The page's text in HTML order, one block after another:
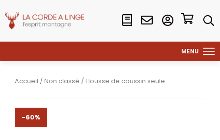
Accueil / Non classé / Housse de coussin seule
-60%